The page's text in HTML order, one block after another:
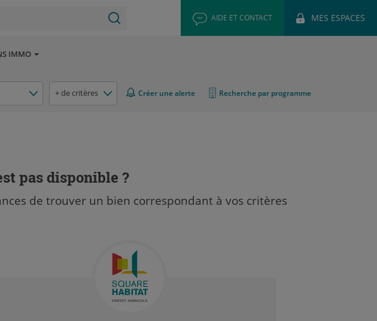
AIDE ET CONTACT MES ESPACES
IMMO
+ de critères Créer une alerte Recherche par programme
pas disponible ?
de trouver un bien correspondant à vos critères